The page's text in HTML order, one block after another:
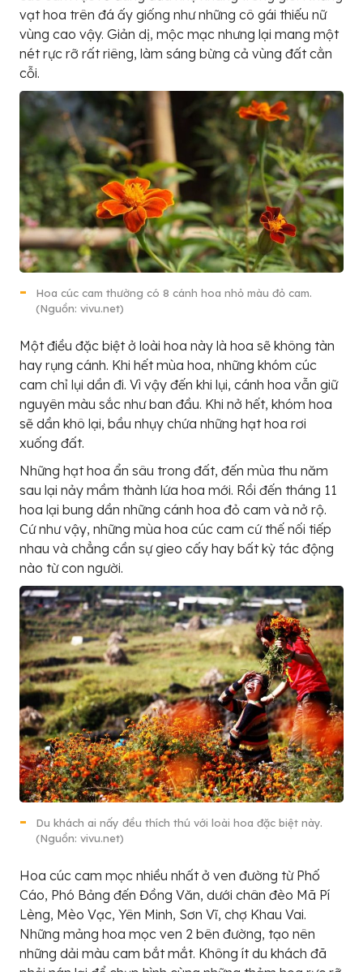
vạt hoa trên đá ấy giống như những cô gái thiếu nữ
vùng cao vậy. Giản dị, mộc mạc nhưng lại mang một
nét rực rỡ rất riêng, làm sáng bừng cả vùng đất cằn
cỗi.
Hoa cúc cam thường có 8 cánh hoa nhỏ màu đỏ cam.
(Nguồn: vivu.net)
Một điều đặc biệt ở loài hoa này là hoa sẽ không tàn
hay rụng cánh. Khi hết mùa hoa, những khóm cúc
cam chỉ lụi dần đi. Vì vậy đến khi lụi, cánh hoa vẫn giữ
nguyên màu sắc như ban đầu. Khi nở hết, khóm hoa
sẽ dần khô lại, bầu nhụy chứa những hạt hoa rơi
xuống đất.
Những hạt hoa ẩn sâu trong đất, đến mùa thu năm
sau lại nảy mầm thành lứa hoa mới. Rồi đến tháng 11
hoa lại bung dần những cánh hoa đỏ cam và nở rộ.
Cứ như vậy, những mùa hoa cúc cam cứ thế nối tiếp
nhau và chẳng cần sự gieo cấy hay bất kỳ tác động
nào từ con người.
Du khách ai nấy đều thích thú với loài hoa đặc biệt này.
(Nguồn: vivu.net)
Hoa cúc cam mọc nhiều nhất ở ven đường từ Phố
Cáo, Phó Bảng đến Đồng Văn, dưới chân đèo Mã Pí
Lèng, Mèo Vạc, Yên Minh, Sơn Vĩ, chợ Khau Vai.
Những mảng hoa mọc ven 2 bên đường, tạo nên
những dải màu cam bắt mắt. Không ít du khách đã